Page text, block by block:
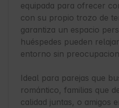
equipada para ofrecer
con su propio trozo de
garantiza un espacio
huéspedes pueden
entorno sin
Ideal para parejas que
romántico, familias que
calidad juntas, o amigos